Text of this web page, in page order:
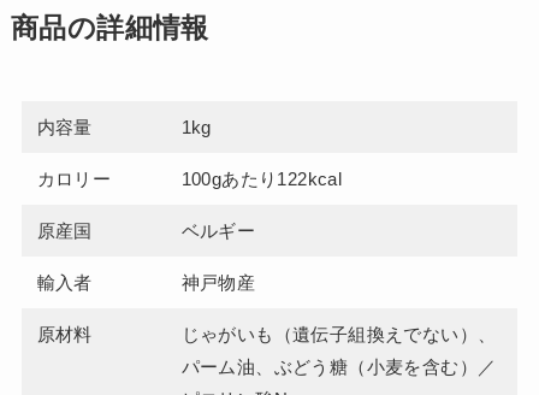
商品の詳細情報
内容量 1kg
カロリー 100gあたり122kcal
原産国 ベルギー
輸入者 神戸物産
原材料
じゃがいも（遺伝子組換えでない）、
パーム油、ぶどう糖（小麦を含む）／